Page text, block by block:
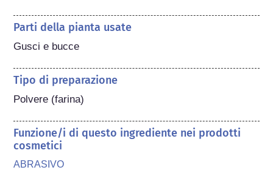
Parti della pianta usate
Gusci e bucce
Tipo di preparazione
Polvere (farina)
Funzione/i di questo ingrediente nei prodotti
cosmetici
ABRASIVO